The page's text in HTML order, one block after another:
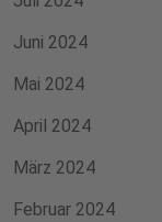
Juni 2024
Mai 2024
April 2024
März 2024
Februar 2024